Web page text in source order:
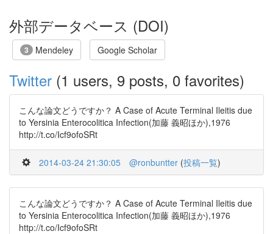
外部データベース (DOI)
3 Mendeley Google Scholar
Twitter (1 users, 9 posts, 0 favorites)
こんな論文どうですか？ A Case of Acute Terminal Ileitis due
to Yersinia Enterocolitica Infection(加藤 義昭ほか),1976
http://t.co/Icf9ofoSRt
2014-03-24 21:30:05 @ronbuntter (投稿一覧)
こんな論文どうですか？ A Case of Acute Terminal Ileitis due
to Yersinia Enterocolitica Infection(加藤 義昭ほか),1976
http://t.co/Icf9ofoSRt